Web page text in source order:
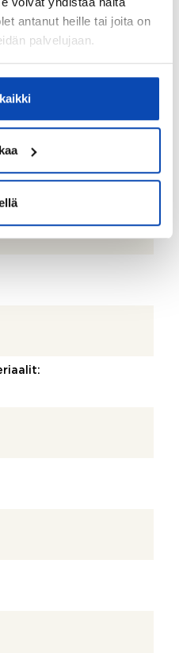
antanut heille tai joita on
palvelujaan.